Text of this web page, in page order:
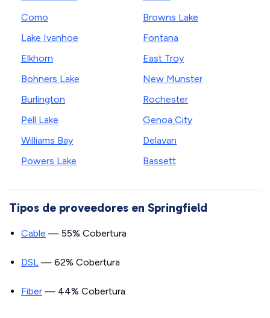
Como
Lake Ivanhoe
Elkhorn
Bohners Lake
Burlington
Pell Lake
Williams Bay
Powers Lake
Browns Lake
Fontana
East Troy
New Munster
Rochester
Genoa City
Delavan
Bassett
Tipos de proveedores en Springfield
Cable — 55% Cobertura
DSL — 62% Cobertura
Fiber — 44% Cobertura